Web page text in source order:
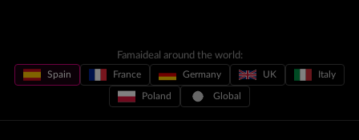
Famaideal around the world:
Spain France Germany UK Italy
Poland Global